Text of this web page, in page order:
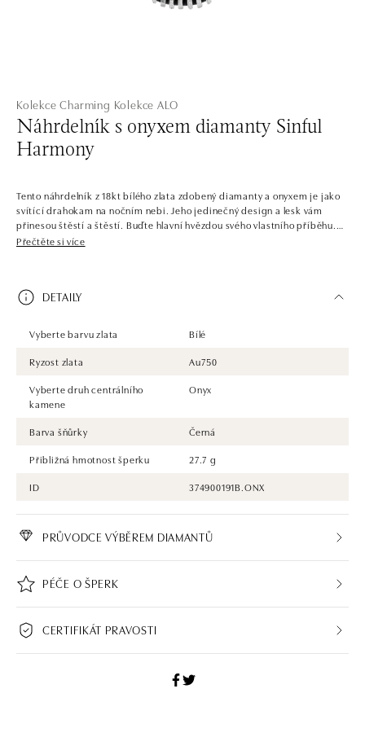
Kolekce Charming Kolekce ALO
Náhrdelník s onyxem diamanty Sinful
Harmony
Tento náhrdelník z 18kt bílého zlata zdobený diamanty a onyxem je jako
svítící drahokam na nočním nebi. Jeho jedinečný design a lesk vám
přinesou štěstí a štěstí. Buďte hlavní hvězdou svého vlastního příběhu.
Šperk je součástí kolekce Charming.
tanzanitů a diamantů všech barev. Náramky, náhrdelníky a náušnice jsou
kamenů. Svými nekonečnými odlesky tak nepřestávají budit pozornost,
a proto jsou jako stvořené pro slavnosti, plesy a protančené večery.
Společnost ALO diamonds vyrábí v Čechách šperky z diamantů a
drahých kamenů už téměř 30 let. Každý šperk je tak originál a je také
zásnubní prsten nebo diamantový náramek či náhrdelník, nedarujete s
Přečtěte si více
DETAILY
Vyberte barvu zlata
Bílé
Ryzost zlata
Au750
Vyberte druh centrálního
kamene
Onyx
Barva šňůrky
Černá
Přibližná hmotnost šperku
27.7 g
ID
374900191B.ONX
PRŮVODCE VÝBĚREM DIAMANTŮ
PÉČE O ŠPERK
CERTIFIKÁT PRAVOSTI